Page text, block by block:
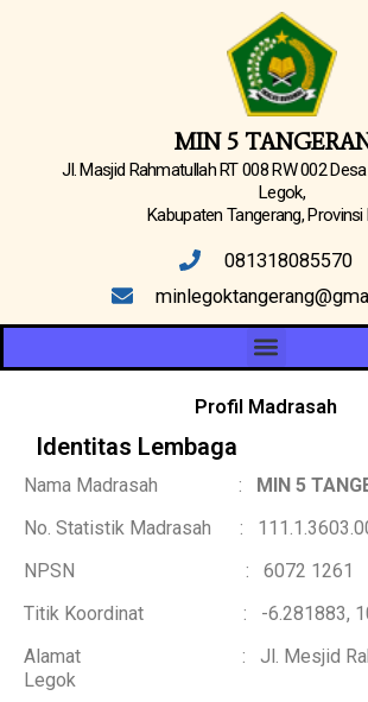
MIN 5
Jl. Masjid Rahmatullah RT 008 RW 002
Legok,
Kabupaten Tangerang, Provinsi
081318085570
Menu
Profil Madrasah
Identitas Lembaga
Nama Madrasah : MIN 5
No. Statistik Madrasah :
NPSN : 6072 1261
Titik Koordinat : -6.281883,
Alamat : Jl. Mesjid
Legok